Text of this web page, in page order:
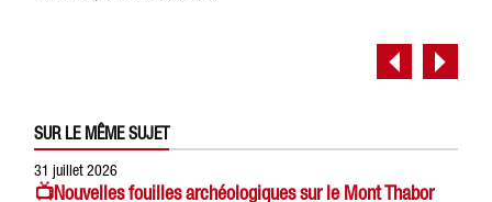
SUR LE MÊME SUJET
31 juillet 2026
📺Nouvelles fouilles archéologiques sur le Mont Thabor